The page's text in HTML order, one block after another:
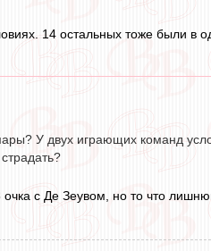
14 остальных тоже были в
У двух играющих команд
с Де Зеувом, но то что